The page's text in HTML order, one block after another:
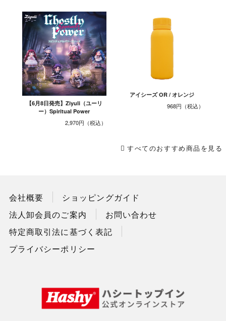
【6月8日発売】Ziyuli（ユーリ
ー）Spiritual Power
2,970円
アイシーズ OR / オレンジ
968円
すべてのおすすめ商品を見る
会社概要
ショッピングガイド
法人卸会員のご案内
お問い合わせ
特定商取引法に基づく表記
プライバシーポリシー